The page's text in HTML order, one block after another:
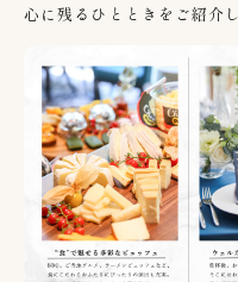
心に残るひとときをご紹介し